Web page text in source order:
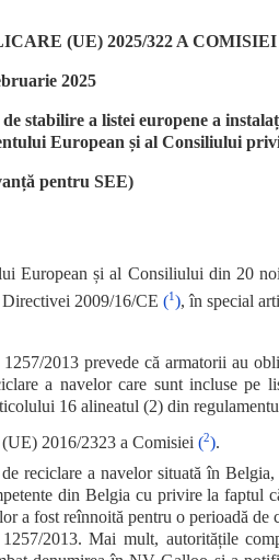
(UE) 2025/322 A COMISIEI
2025
stabilire a listei europene a
European și al Consiliului
pentru SEE)
European și al Consiliului din 20
2009/16/CE (1), în special
2013 prevede că armatorii au
a navelor care sunt incluse pe
16 alineatul (2) din
2016/2323 a Comisiei (2).
reciclare a navelor situată în Belgia,
din Belgia cu privire la faptul
a fost reînnoită pentru o perioadă de
2013. Mai mult, autoritățile